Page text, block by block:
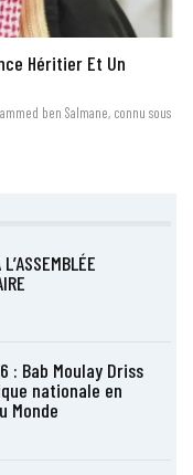
Héritier Et Un
ben Salmane, connu sous
: Bab Moulay Driss
nationale en
Monde